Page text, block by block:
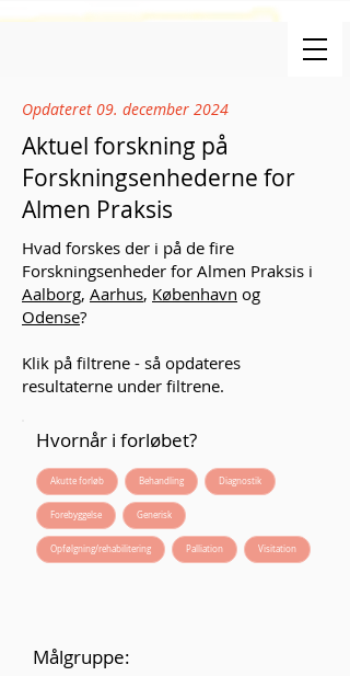
Opdateret 09. december 2024
Aktuel forskning på
Forskningsenhederne for
Almen Praksis
Hvad forskes der i på de fire
Forskningsenheder for Almen Praksis i
Aalborg, Aarhus, København og
Odense?
Klik på filtrene - så opdateres
resultaterne under filtrene.
Hvornår i forløbet?
Akutte forløb Behandling Diagnostik
Forebyggelse Generisk
Opfølgning/rehabilitering Palliation Visitation
Målgruppe: